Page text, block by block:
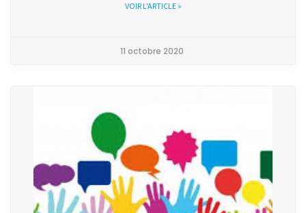
VOIR L'ARTICLE »
11 octobre 2020